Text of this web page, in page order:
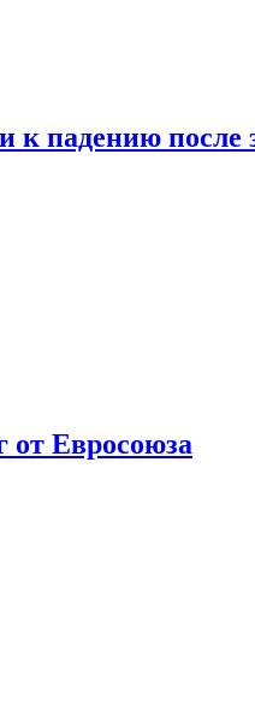
к падению
от Евросоюза